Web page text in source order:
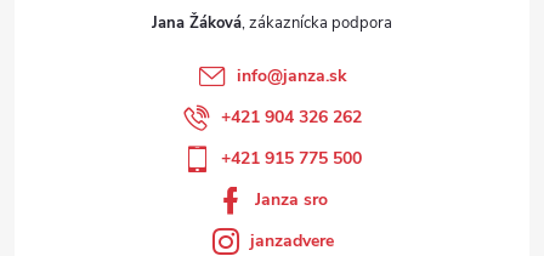
Jana Žáková
info@janza.sk
+421 904 326 262
+421 915 775 500
Janza sro
janzadvere